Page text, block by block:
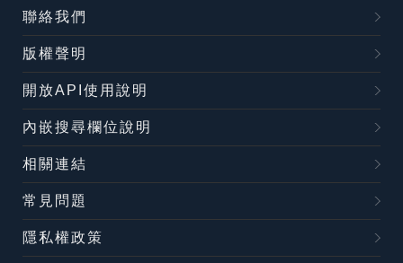
聯絡我們
版權聲明
開放API使用說明
內嵌搜尋欄位說明
相關連結
常見問題
隱私權政策